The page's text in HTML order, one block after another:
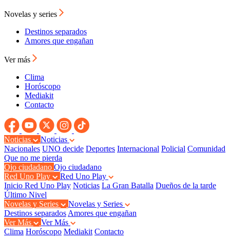
Novelas y series
Destinos separados
Amores que engañan
Ver más
Clima
Horóscopo
Mediakit
Contacto
Noticias
Noticias
Nacionales UNO decide Deportes Internacional Policial Comunidad
Que no me pierda
Ojo ciudadano Ojo ciudadano
Red Uno Play
Red Uno Play
Inicio Red Uno Play Noticias La Gran Batalla Dueños de la tarde
Último Nivel
Novelas y Series
Novelas y Series
Destinos separados Amores que engañan
Ver Más
Ver Más
Clima Horóscopo Mediakit Contacto